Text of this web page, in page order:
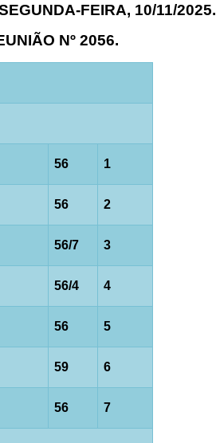
FEIRA, 10/11/2025.
Nº 2056.
56 1
56 2
56/7 3
56/4 4
56 5
59 6
56 7